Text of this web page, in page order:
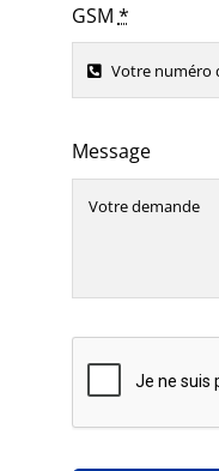
GSM *
Message